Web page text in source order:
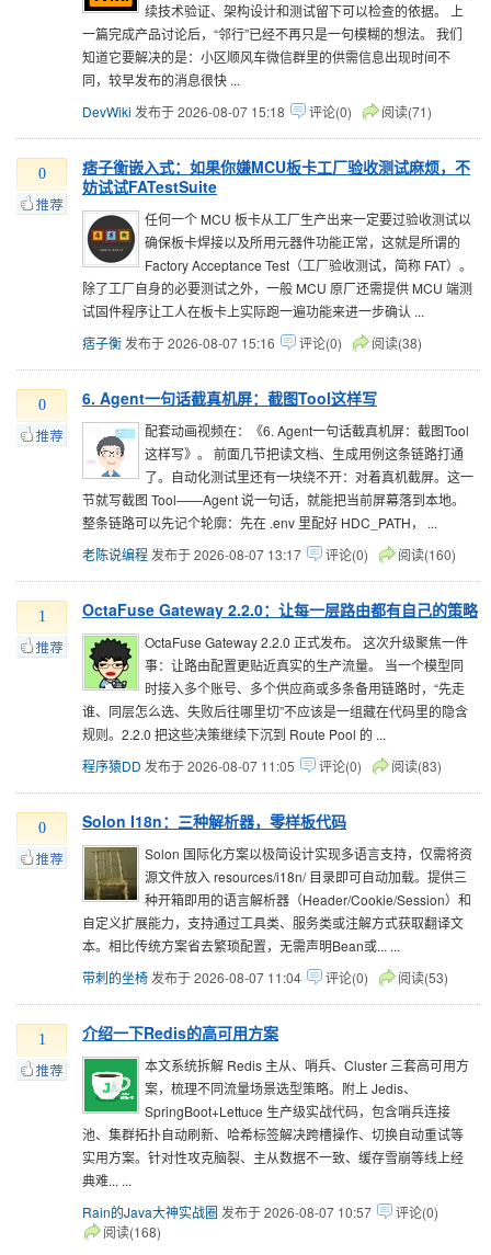
续技术验证、架构设计和测试留下可以检查的依据。 上
一篇完成产品讨论后，“邻行”已经不再只是一句模糊的想法。 我们
知道它要解决的是：小区顺风车微信群里的供需信息出现时间不
同，较早发布的消息很快 ...
DevWiki 发布于 2026-08-07 15:18 评论(0) 阅读(71)
0
痞子衡嵌入式：如果你嫌MCU板卡工厂验收测试麻烦，不
妨试试FATestSuite
任何一个 MCU 板卡从工厂生产出来一定要过验收测试以
确保板卡焊接以及所用元器件功能正常，这就是所谓的
Factory Acceptance Test（工厂验收测试，简称 FAT）。
除了工厂自身的必要测试之外，一般 MCU 原厂还需提供 MCU 端测
试固件程序让工人在板卡上实际跑一遍功能来进一步确认 ...
痞子衡 发布于 2026-08-07 15:16 评论(0) 阅读(38)
0 6. Agent一句话截真机屏：截图Tool这样写
配套动画视频在：《6. Agent一句话截真机屏：截图Tool
这样写》。 前面几节把读文档、生成用例这条链路打通
了。自动化测试里还有一块绕不开：对着真机截屏。这一
节就写截图 Tool——Agent 说一句话，就能把当前屏幕落到本地。
整条链路可以先记个轮廓：先在 .env 里配好 HDC_PATH， ...
老陈说编程 发布于 2026-08-07 13:17 评论(0) 阅读(160)
1 OctaFuse Gateway 2.2.0：让每一层路由都有自己的策略
OctaFuse Gateway 2.2.0 正式发布。 这次升级聚焦一件
事：让路由配置更贴近真实的生产流量。 当一个模型同
时接入多个账号、多个供应商或多条备用链路时，“先走
谁、同层怎么选、失败后往哪里切”不应该是一组藏在代码里的隐含
规则。2.2.0 把这些决策继续下沉到 Route Pool 的 ...
程序猿DD 发布于 2026-08-07 11:05 评论(0) 阅读(83)
0 Solon I18n：三种解析器，零样板代码
Solon 国际化方案以极简设计实现多语言支持，仅需将资
源文件放入 resources/i18n/ 目录即可自动加载。提供三
种开箱即用的语言解析器（Header/Cookie/Session）和
自定义扩展能力，支持通过工具类、服务类或注解方式获取翻译文
本。相比传统方案省去繁琐配置，无需声明Bean或... ...
带刺的坐椅 发布于 2026-08-07 11:04 评论(0) 阅读(53)
1 介绍一下Redis的高可用方案
本文系统拆解 Redis 主从、哨兵、Cluster 三套高可用方
案，梳理不同流量场景选型策略。附上 Jedis、
SpringBoot+Lettuce 生产级实战代码，包含哨兵连接
池、集群拓扑自动刷新、哈希标签解决跨槽操作、切换自动重试等
实用方案。针对性攻克脑裂、主从数据不一致、缓存雪崩等线上经
典难... ...
Rain的Java大神实战圈 发布于 2026-08-07 10:57
评论(0)
阅读(168)